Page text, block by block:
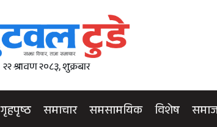
२२ श्रावण २०८३, शुक्रबार
गृहपृष्ठ समाचार समसामयिक विशेष